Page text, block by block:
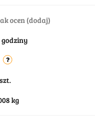
ocen(dodaj)
godziny
szt.
kg